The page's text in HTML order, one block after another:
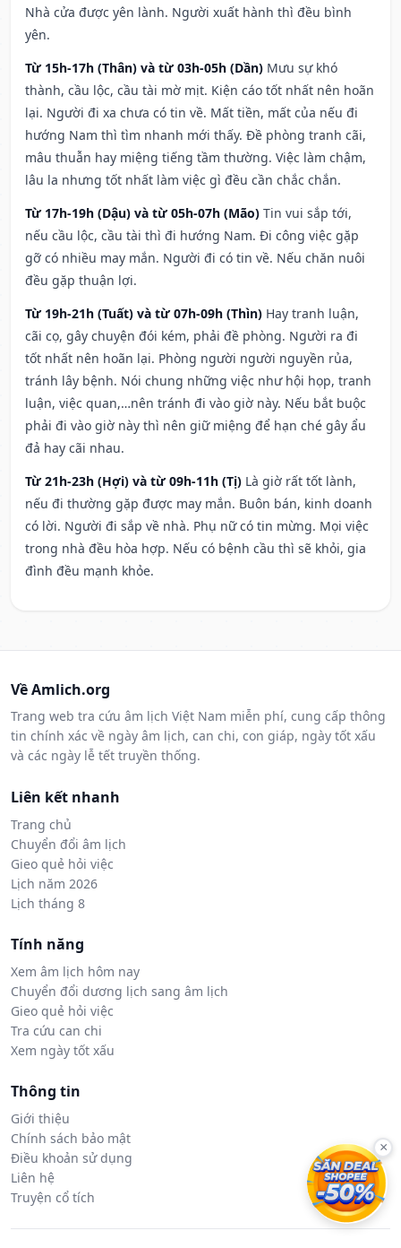
Nhà cửa được yên lành. Người xuất hành thì đều bình
yên.
Từ 15h-17h (Thân) và từ 03h-05h (Dần) Mưu sự khó
thành, cầu lộc, cầu tài mờ mịt. Kiện cáo tốt nhất nên hoãn
lại. Người đi xa chưa có tin về. Mất tiền, mất của nếu đi
hướng Nam thì tìm nhanh mới thấy. Đề phòng tranh cãi,
mâu thuẫn hay miệng tiếng tầm thường. Việc làm chậm,
lâu la nhưng tốt nhất làm việc gì đều cần chắc chắn.
Từ 17h-19h (Dậu) và từ 05h-07h (Mão) Tin vui sắp tới,
nếu cầu lộc, cầu tài thì đi hướng Nam. Đi công việc gặp
gỡ có nhiều may mắn. Người đi có tin về. Nếu chăn nuôi
đều gặp thuận lợi.
Từ 19h-21h (Tuất) và từ 07h-09h (Thìn) Hay tranh luận,
cãi cọ, gây chuyện đói kém, phải đề phòng. Người ra đi
tốt nhất nên hoãn lại. Phòng người người nguyền rủa,
tránh lây bệnh. Nói chung những việc như hội họp, tranh
luận, việc quan,…nên tránh đi vào giờ này. Nếu bắt buộc
phải đi vào giờ này thì nên giữ miệng để hạn ché gây ẩu
đả hay cãi nhau.
Từ 21h-23h (Hợi) và từ 09h-11h (Tị) Là giờ rất tốt lành,
nếu đi thường gặp được may mắn. Buôn bán, kinh doanh
có lời. Người đi sắp về nhà. Phụ nữ có tin mừng. Mọi việc
trong nhà đều hòa hợp. Nếu có bệnh cầu thì sẽ khỏi, gia
đình đều mạnh khỏe.
Về Amlich.org
Trang web tra cứu âm lịch Việt Nam miễn phí, cung cấp thông
tin chính xác về ngày âm lịch, can chi, con giáp, ngày tốt xấu
và các ngày lễ tết truyền thống.
Liên kết nhanh
Trang chủ
Chuyển đổi âm lịch
Gieo quẻ hỏi việc
Lịch năm 2026
Lịch tháng 8
Tính năng
Xem âm lịch hôm nay
Chuyển đổi dương lịch sang âm lịch
Gieo quẻ hỏi việc
Tra cứu can chi
Xem ngày tốt xấu
Thông tin
Giới thiệu
Chính sách bảo mật
Điều khoản sử dụng
Liên hệ
Truyện cổ tích
×